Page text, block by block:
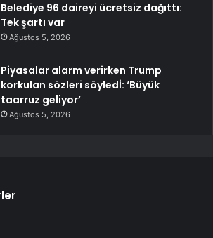
Belediye 96 daireyi ücretsiz dağıttı:
Tek şartı var
Ağustos 5, 2026
Piyasalar alarm verirken Trump
korkulan sözleri söyledİ: ‘Büyük
taarruz geliyor’
Ağustos 5, 2026